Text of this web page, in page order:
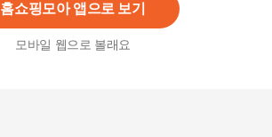
홈쇼핑모아 앱으로 보기
모바일 웹으로 볼래요